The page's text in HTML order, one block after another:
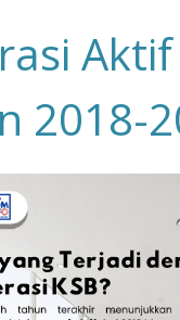
Aktif
2018-